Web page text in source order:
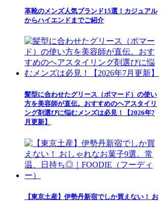
革靴のメンズ人気ブランド15選！カジュアル
からハイエンドまでご紹介
髪型に合わせたグリース（ポマード）の使い
方を美容師が直伝。おすすめのヘアスタイリ
ング剤選びに悩むメンズは必見！【2026年7
月更新】
【東京土産】伊勢丹新宿でしか買えない！ お